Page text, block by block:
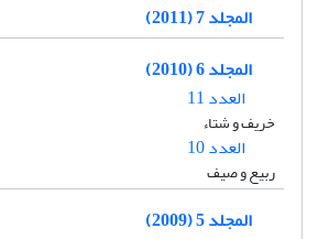
المجلد 7 (2011)
المجلد 6 (2010)
العدد 11
خریف و شتاء
العدد 10
ربیع و صیف
المجلد 5 (2009)